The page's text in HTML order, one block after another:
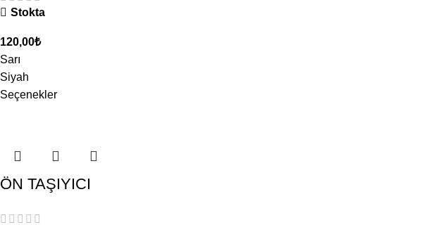
Stokta
120,00₺
Sarı
Siyah
Seçenekler
ÖN TAŞIYICI